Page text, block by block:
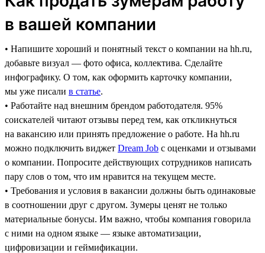
в вашей компании
• Напишите хороший и понятный текст о компании на hh.ru,
добавьте визуал — фото офиса, коллектива. Сделайте
инфографику. О том, как оформить карточку компании,
мы уже писали в статье.
• Работайте над внешним брендом работодателя. 95%
соискателей читают отзывы перед тем, как откликнуться
на вакансию или принять предложение о работе. На hh.ru
можно подключить виджет Dream Job с оценками и отзывами
о компании. Попросите действующих сотрудников написать
пару слов о том, что им нравится на текущем месте.
• Требования и условия в вакансии должны быть одинаковые
в соотношении друг с другом. Зумеры ценят не только
материальные бонусы. Им важно, чтобы компания говорила
с ними на одном языке — языке автоматизации,
цифровизации и геймификации.